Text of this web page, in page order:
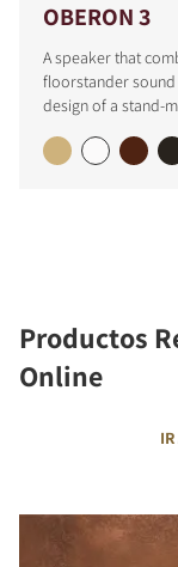
OBERON 3
A speaker that
floorstander
design of a stand-
Productos
Online